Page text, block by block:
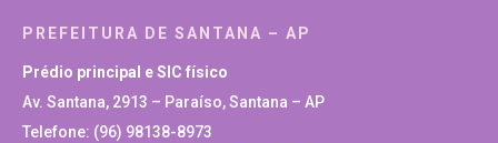
PREFEITURA DE SANTANA – AP
Prédio principal e SIC físico
Av. Santana, 2913 – Paraíso, Santana – AP
Telefone: (96) 98138-8973